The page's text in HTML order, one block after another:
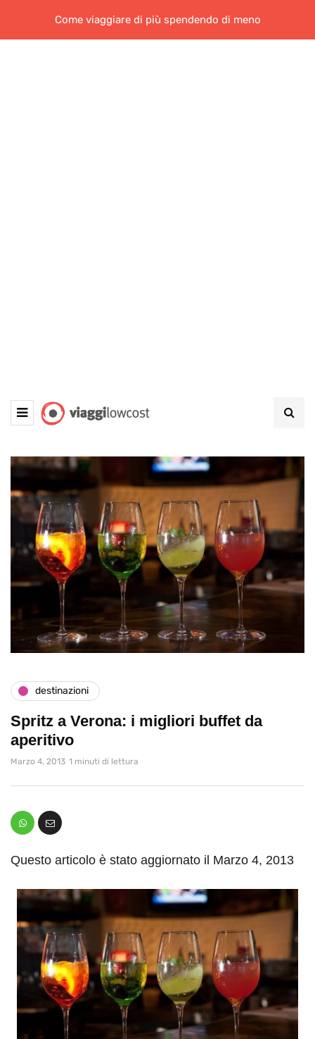
Come viaggiare di più spendendo di meno
destinazioni
Spritz a Verona: i migliori buffet da
aperitivo
Marzo 4, 2013 1 minuti di lettura
Questo articolo è stato aggiornato il Marzo 4, 2013